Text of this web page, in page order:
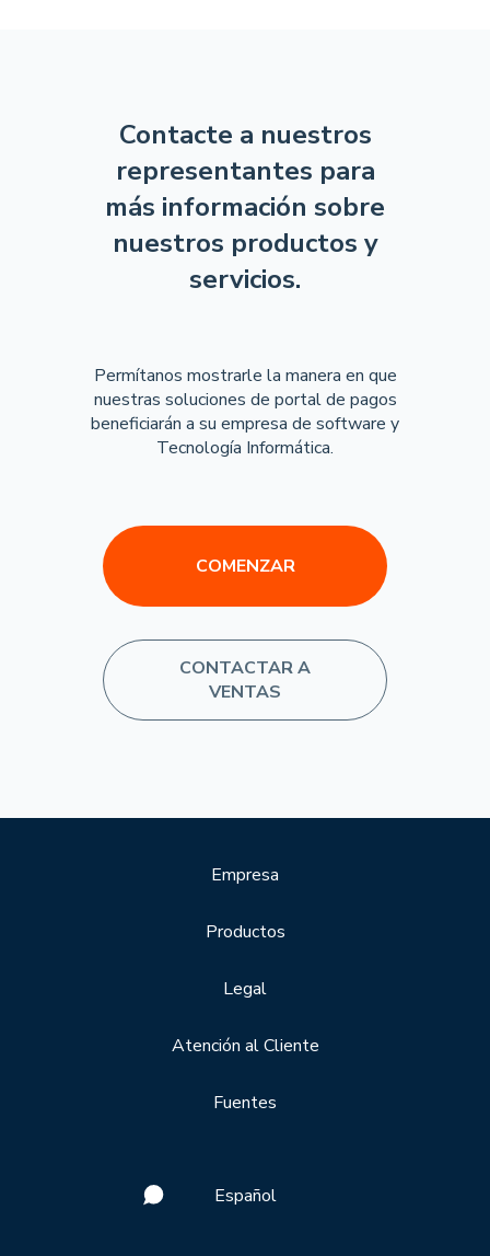
Contacte a nuestros
representantes para
más información sobre
nuestros productos y
servicios.
Permítanos mostrarle la manera en que
nuestras soluciones de portal de pagos
beneficiarán a su empresa de software y
Tecnología Informática.
COMENZAR
CONTACTAR A
VENTAS
Empresa
Productos
Legal
Atención al Cliente
Fuentes
Español